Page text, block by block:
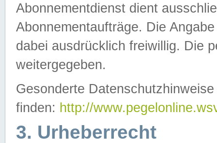
Abonnementdienst dient
Abonnementaufträge. Die
dabei ausdrücklich freiwillig. Die
weitergegeben.
Gesonderte
finden: http://
3. Urheberrecht